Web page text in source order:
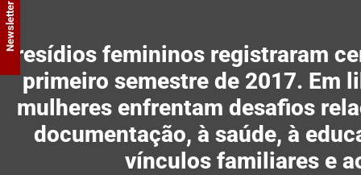
Presídios femininos registraram
primeiro semestre de 2017. Em
mulheres enfrentam desafios
documentação, à saúde, à
vínculos familiares e
Newsletter